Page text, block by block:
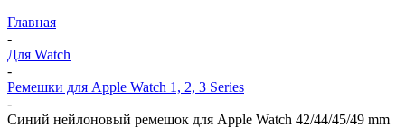
Главная
-
Для Watch
-
Ремешки для Apple Watch 1, 2, 3 Series
-
Синий нейлоновый ремешок для Apple Watch 42/44/45/49 mm